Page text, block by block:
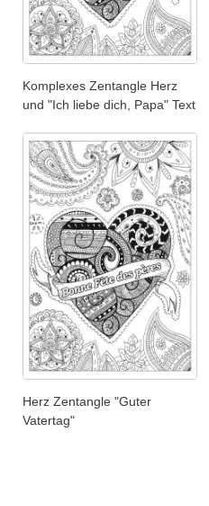
Komplexes Zentangle Herz
und "Ich liebe dich, Papa" Text
Herz Zentangle "Guter
Vatertag"